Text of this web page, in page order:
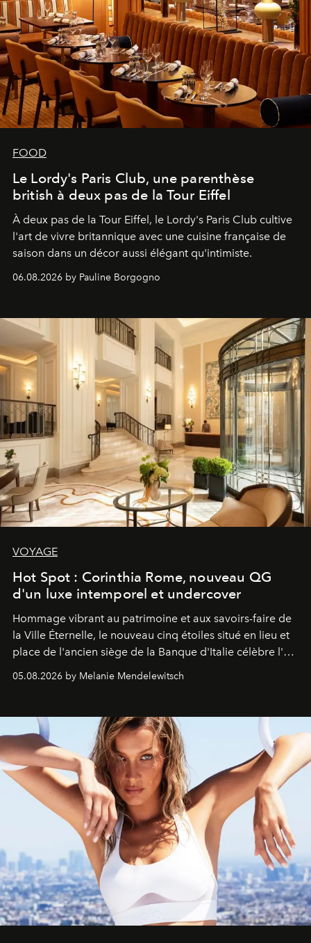
FOOD
Le Lordy's Paris Club, une parenthèse
british à deux pas de la Tour Eiffel
À deux pas de la Tour Eiffel, le Lordy's Paris Club cultive
l'art de vivre britannique avec une cuisine française de
saison dans un décor aussi élégant qu'intimiste.
06.08.2026 by Pauline Borgogno
VOYAGE
Hot Spot : Corinthia Rome, nouveau QG
d'un luxe intemporel et undercover
Hommage vibrant au patrimoine et aux savoirs-faire de
la Ville Éternelle, le nouveau cinq étoiles situé en lieu et
place de l'ancien siège de la Banque d'Italie célèbre l'art
de vivre Romain dans toute son élégance intemporelle.
05.08.2026 by Melanie Mendelewitsch